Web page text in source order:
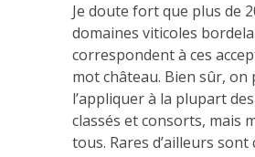
Je doute fort que plus de
domaines viticoles
correspondent à ces
mot château. Bien sûr, on
l’appliquer à la plupart
classés et consorts, mais
tous. Rares d’ailleurs